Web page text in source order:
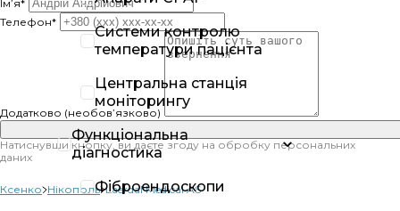
Ім’я*
Телефон*
Додатково (необов’язково)
Натиснувши кнопку, ви даєте згоду на обробку персональних
даних
Ксенко Нікополь Laerdal Medical AS
Системи контролю
температури пацієнта
Центральна станція
моніторингу
Функціональна
діагностика
Фіброендоскопи